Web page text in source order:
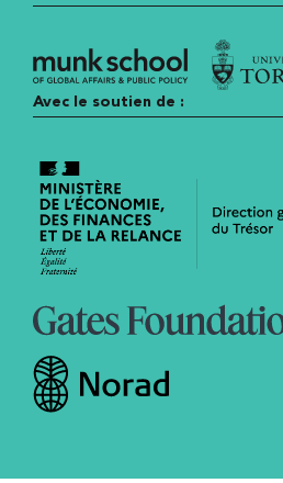
Avec le soutien de :